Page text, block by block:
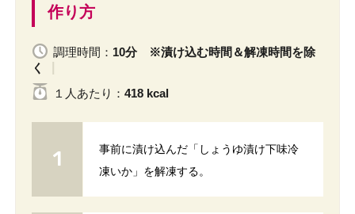
作り方
調理時間： 10分 ※漬け込む時間＆解凍時間を除
く
１人 あたり ： 418 kcal
事前に漬け込んだ「しょうゆ漬け下味冷
凍いか」を解凍する。